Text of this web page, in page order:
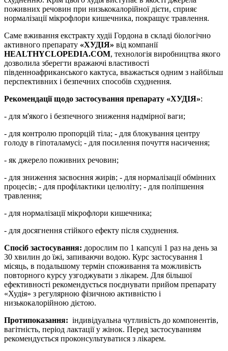
поживних речовин при низькокалорійної дієти, сприяє
нормалізації мікрофлори кишечника, покращує травлення.
Саме вживання екстракту худіі Гордона в складі біологічно
активного препарату «ХУДІЯ» від компанії
HEALTHYCLOPEDIA.COM, технологія виробництва якого
дозволила зберегти вражаючі властивості
південноафриканського кактуса, вважається одним з найбільш
перспективних і безпечних способів схуднення.
Рекомендації щодо застосування препарату «ХУДІЯ»:
- для м'якого і безпечного зниження надмірної ваги;
- для контролю пропорцій тіла; - для блокування центру
голоду в гіпоталамусі; - для посилення почуття насичення;
- як джерело поживних речовин;
- для зниження засвоєння жирів; - для нормалізації обмінних
процесів; - для профілактики целюліту; - для поліпшення
травлення;
- для нормалізації мікрофлори кишечника;
- для досягнення стійкого ефекту після схуднення.
Спосіб застосування: дорослим по 1 капсулі 1 раз на день за
30 хвилин до їжі, запиваючи водою. Курс застосування 1
місяць, в подальшому термін споживання та можливість
повторного курсу узгоджувати з лікарем. Для більшої
ефективності рекомендується поєднувати прийом препарату
«Худія» з регулярною фізичною активністю і
низькокалорійною дієтою.
Протипоказання: індивідуальна чутливість до компонентів,
вагітність, період лактації у жінок. Перед застосуванням
рекомендується проконсультуватися з лікарем.